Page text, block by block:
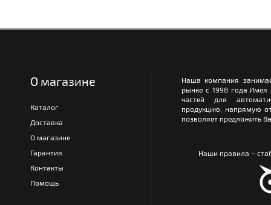
О магазине
Каталог
Доставка
О магазине
Гарантия
Контакты
Помощь
Наша компания
рынке с 1998
частей для
продукцию, напрямую
позволяет предложить
Наши правила –